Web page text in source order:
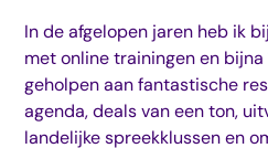
In de afgelopen jaren heb ik
met online trainingen en
geholpen aan fantastische
agenda, deals van een ton,
landelijke spreekklussen en